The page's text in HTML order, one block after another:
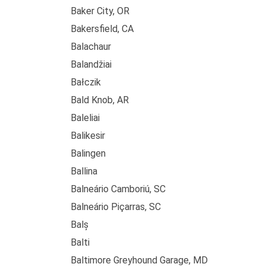
Baker City, OR
Bakersfield, CA
Balachaur
Balandžiai
Bałczik
Bald Knob, AR
Baleliai
Balikesir
Balingen
Ballina
Balneário Camboriú, SC
Balneário Piçarras, SC
Balș
Balti
Baltimore Greyhound Garage, MD